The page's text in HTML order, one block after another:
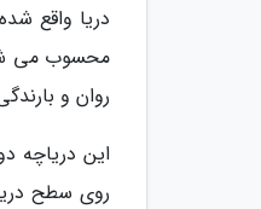
محسوب می
روان و
این دریاچه
روی سطح